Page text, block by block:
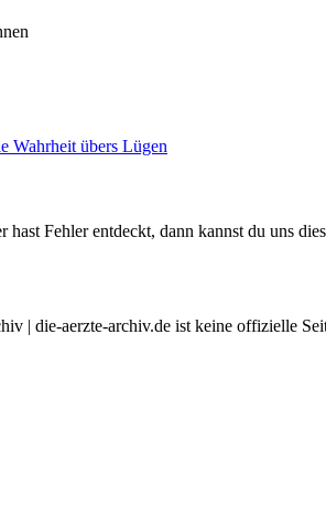
Wahrheit übers Lügen
Fehler entdeckt, dann kannst du uns
| die-aerzte-archiv.de ist keine offizielle